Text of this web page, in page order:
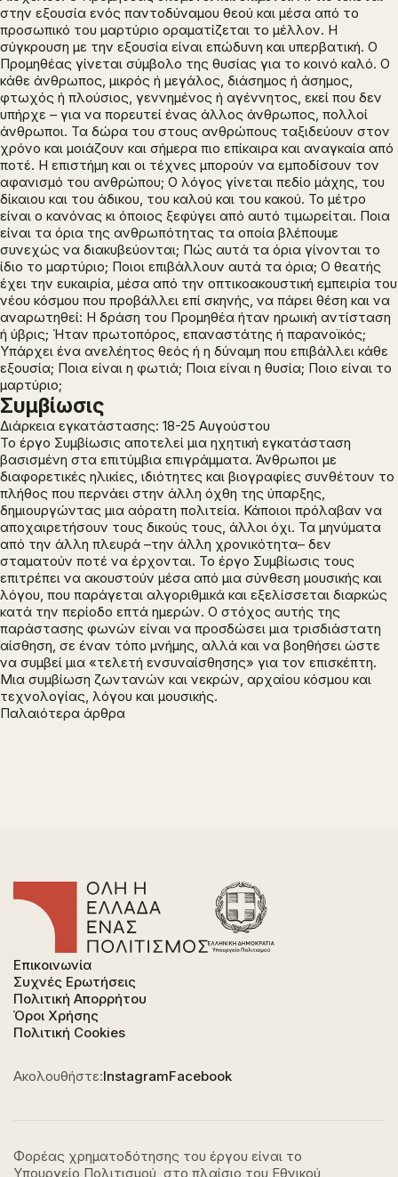
στην εξουσία ενός παντοδύναμου θεού και μέσα από το
προσωπικό του μαρτύριο οραματίζεται το μέλλον. Η
σύγκρουση με την εξουσία είναι επώδυνη και υπερβατική. Ο
Προμηθέας γίνεται σύμβολο της θυσίας για το κοινό καλό. Ο
κάθε άνθρωπος, μικρός ή μεγάλος, διάσημος ή άσημος,
φτωχός ή πλούσιος, γεννημένος ή αγέννητος, εκεί που δεν
υπήρχε – για να πορευτεί ένας άλλος άνθρωπος, πολλοί
άνθρωποι. Τα δώρα του στους ανθρώπους ταξιδεύουν στον
χρόνο και μοιάζουν και σήμερα πιο επίκαιρα και αναγκαία από
ποτέ. Η επιστήμη και οι τέχνες μπορούν να εμποδίσουν τον
αφανισμό του ανθρώπου; Ο λόγος γίνεται πεδίο μάχης, του
δίκαιου και του άδικου, του καλού και του κακού. Το μέτρο
είναι ο κανόνας κι όποιος ξεφύγει από αυτό τιμωρείται. Ποια
είναι τα όρια της ανθρωπότητας τα οποία βλέπουμε
συνεχώς να διακυβεύονται; Πώς αυτά τα όρια γίνονται το
ίδιο το μαρτύριο; Ποιοι επιβάλλουν αυτά τα όρια; Ο θεατής
έχει την ευκαιρία, μέσα από την οπτικοακουστική εμπειρία του
νέου κόσμου που προβάλλει επί σκηνής, να πάρει θέση και να
αναρωτηθεί: Η δράση του Προμηθέα ήταν ηρωική αντίσταση
ή ύβρις; Ήταν πρωτοπόρος, επαναστάτης ή παρανοϊκός;
Υπάρχει ένα ανελέητος θεός ή η δύναμη που επιβάλλει κάθε
εξουσία; Ποια είναι η φωτιά; Ποια είναι η θυσία; Ποιο είναι το
μαρτύριο;
Συμβίωσις
Διάρκεια εγκατάστασης: 18-25 Αυγούστου
Το έργο Συμβίωσις αποτελεί μια ηχητική εγκατάσταση
βασισμένη στα επιτύμβια επιγράμματα. Άνθρωποι με
διαφορετικές ηλικίες, ιδιότητες και βιογραφίες συνθέτουν το
πλήθος που περνάει στην άλλη όχθη της ύπαρξης,
δημιουργώντας μια αόρατη πολιτεία. Κάποιοι πρόλαβαν να
αποχαιρετήσουν τους δικούς τους, άλλοι όχι. Τα μηνύματα
από την άλλη πλευρά –την άλλη χρονικότητα– δεν
σταματούν ποτέ να έρχονται. Το έργο Συμβίωσις τους
επιτρέπει να ακουστούν μέσα από μια σύνθεση μουσικής και
λόγου, που παράγεται αλγοριθμικά και εξελίσσεται διαρκώς
κατά την περίοδο επτά ημερών. Ο στόχος αυτής της
παράστασης φωνών είναι να προσδώσει μια τρισδιάστατη
αίσθηση, σε έναν τόπο μνήμης, αλλά και να βοηθήσει ώστε
να συμβεί μια «τελετή ενσυναίσθησης» για τον επισκέπτη.
Μια συμβίωση ζωντανών και νεκρών, αρχαίου κόσμου και
τεχνολογίας, λόγου και μουσικής.
Πλοήγηση
Παλαιότερα άρθρα
Επικοινωνία
Συχνές Ερωτήσεις
Πολιτική Απορρήτου
Όροι Χρήσης
Πολιτική Cookies
Ακολουθήστε:InstagramFacebook
Φορέας χρηματοδότησης του έργου είναι το
Υπουργείο Πολιτισμού, στο πλαίσιο του Εθνικού